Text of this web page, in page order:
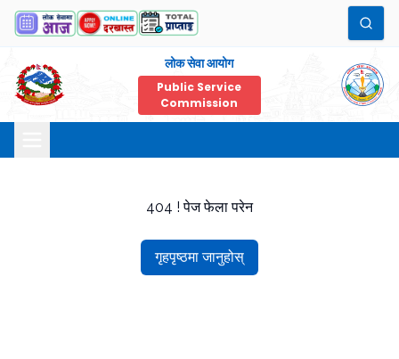
लोक सेवा आयोग
Public Service
Commission
404 ! पेज फेला परेन
गृहपृष्ठमा जानुहोस्